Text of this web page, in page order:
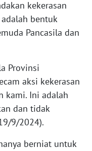
kekerasan
bentuk
Pancasila dan
Provinsi
aksi kekerasan
kami. Ini adalah
dan tidak
9/2024).
berniat untuk